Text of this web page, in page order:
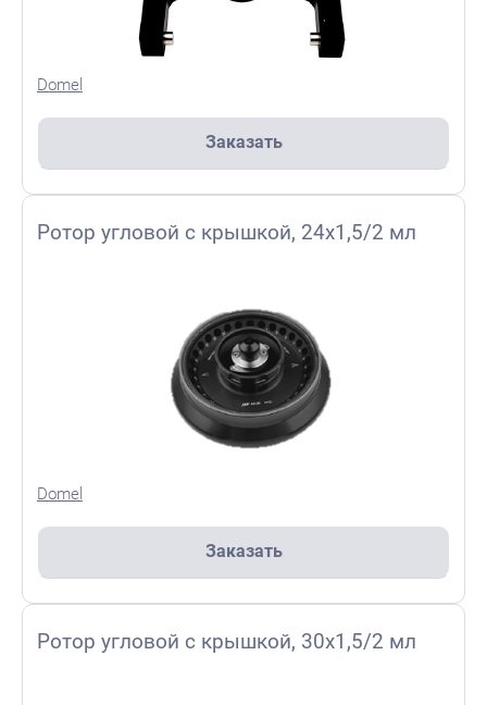
Domel
Заказать
Ротор угловой с крышкой, 24x1,5/2 мл
Domel
Заказать
Ротор угловой с крышкой, 30x1,5/2 мл